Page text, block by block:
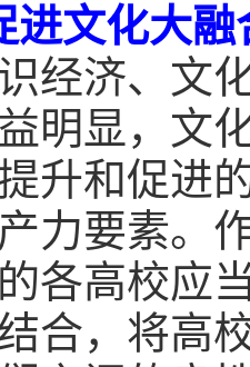
进文化大融
经济、文
明显，文
升和促进
力要素。
各高校应
合，将高